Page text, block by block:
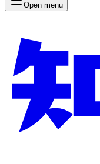
Open menu